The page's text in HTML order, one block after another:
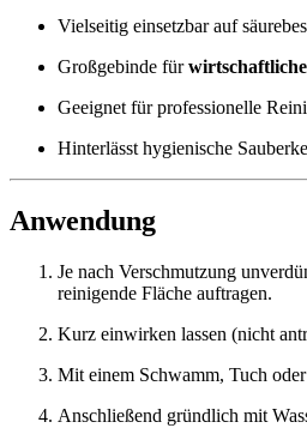
Vielseitig einsetzbar auf
Großgebinde für
Geeignet für professionelle
Hinterlässt hygienische
Anwendung
Je nach Verschmutzung
reinigende Fläche auftragen.
Kurz einwirken lassen (nicht
Mit einem Schwamm, Tuch
Anschließend gründlich mit